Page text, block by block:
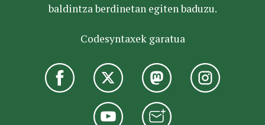
baldintza berdinetan egiten baduzu.
Codesyntaxek garatua